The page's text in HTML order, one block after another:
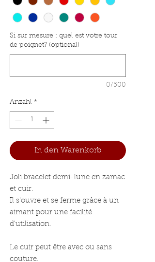
Si sur mesure : quel est votre tour
de poignet? (optional)
0/500
Anzahl *
In den Warenkorb
Joli bracelet demi-lune en zamac
et cuir.
Il s'ouvre et se ferme grâce à un
aimant pour une facilité
d'utilisation.
Le cuir peut être avec ou sans
couture.